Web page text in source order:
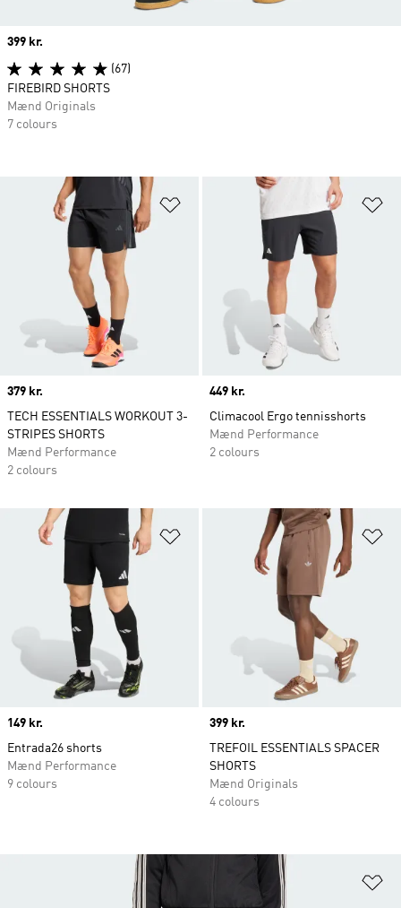
Føj til ønskeliste
Price
379 kr.
TECH ESSENTIALS WORKOUT 3-
STRIPES SHORTS
Mænd Performance
2 colours
Price
449 kr.
Climacool Ergo tennisshorts
Mænd Performance
2 colours
Føj til ønskeliste
Price
149 kr.
Entrada26 shorts
Mænd Performance
9 colours
Price
399 kr.
TREFOIL ESSENTIALS SPACER
SHORTS
Mænd Originals
4 colours
Price
399 kr.
(67)
FIREBIRD SHORTS
Mænd Originals
7 colours